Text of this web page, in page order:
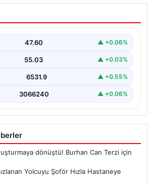
Yolcuyu Şoför
Yönlendirdi
ilginç ve dikkat çekici…
47.60 ▲ +0.06%
55.03 ▲ +0.03%
6531.9 ▲ +0.55%
3066240 ▲ +0.06%
dönüştü! Burhan Can Terzi için
Yolcuyu Şoför Hızla Hastaneye